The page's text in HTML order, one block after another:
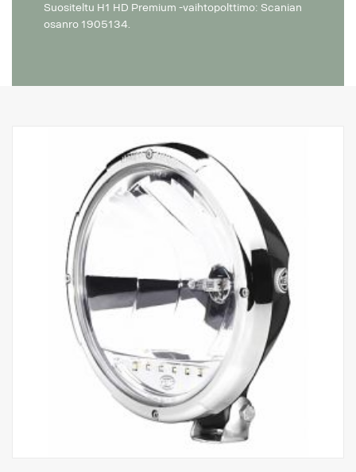
Suositeltu H1 HD Premium -vaihtopolttimo: Scanian
osanro 1905134.